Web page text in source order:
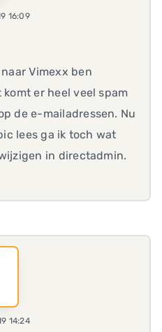
16:09
Vimexx ben
er heel veel spam
de e-mailadressen. Nu
lees ga ik toch wat
in directadmin.
14:24